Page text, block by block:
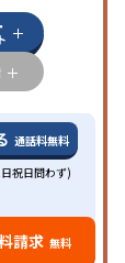
通話料無料
祝日問わず)
請求 無料